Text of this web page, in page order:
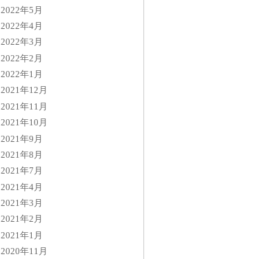
2022年5月
2022年4月
2022年3月
2022年2月
2022年1月
2021年12月
2021年11月
2021年10月
2021年9月
2021年8月
2021年7月
2021年4月
2021年3月
2021年2月
2021年1月
2020年11月